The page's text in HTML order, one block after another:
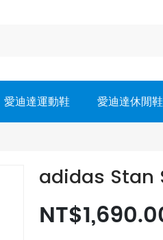
愛迪達運動鞋 愛迪達休閒鞋
adidas Stan